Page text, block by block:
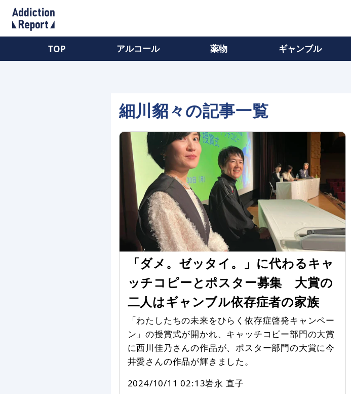
TOP アルコール 薬物 ギャンブル
細川貂々の記事一覧
「ダメ。ゼッタイ。」に代わるキャ
ッチコピーとポスター募集 大賞の
二人はギャンブル依存症者の家族
「わたしたちの未来をひらく依存症啓発キャンペー
ン」の授賞式が開かれ、キャッチコピー部門の大賞
に西川佳乃さんの作品が、ポスター部門の大賞に今
井愛さんの作品が輝きました。
2024/10/11 02:13岩永 直子